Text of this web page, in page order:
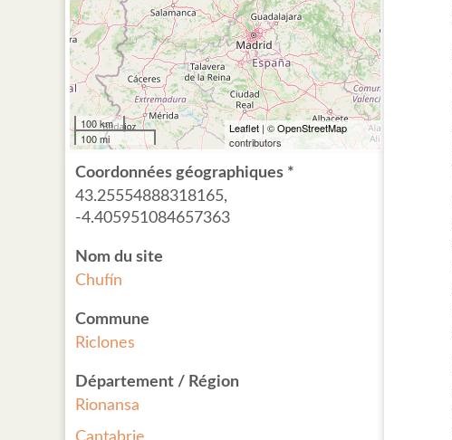
100 km
100 mi
Leaflet | ©OpenStreetMap
contributors
Coordonnées géographiques *
43.25554888318165,
-4.405951084657363
Nom du site
Chufín
Commune
Riclones
Département / Région
Rionansa